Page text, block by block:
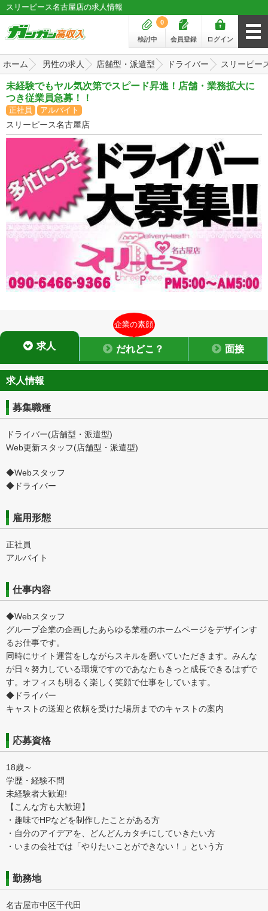
スリーピース名古屋店の求人情報
ログイン
会員登録
検討中
0
ホーム 男性の求人 店舗型・派遣型 ドライバー スリーピー
未経験でもヤル気次第でスピード昇進！店舗・業務拡大に
つき従業員急募！！
正社員 アルバイト
スリーピース名古屋店
求人
企業の素顔
だれどこ？ 面接
求人情報
募集職種
ドライバー(店舗型・派遣型)
Web更新スタッフ(店舗型・派遣型)
◆Webスタッフ
◆ドライバー
雇用形態
正社員
アルバイト
仕事内容
◆Webスタッフ
グループ企業の企画したあらゆる業種のホームページをデザインす
るお仕事です。
同時にサイト運営をしながらスキルを磨いていただきます。みんな
が日々努力している環境ですのであなたもきっと成長できるはずで
す。オフィスも明るく楽しく笑顔で仕事をしています。
◆ドライバー
キャストの送迎と依頼を受けた場所までのキャストの案内
応募資格
18歳～
学歴・経験不問
未経験者大歓迎!
【こんな方も大歓迎】
・趣味でHPなどを制作したことがある方
・自分のアイデアを、どんどんカタチにしていきたい方
・いまの会社では「やりたいことができない！」という方
勤務地
名古屋市中区千代田